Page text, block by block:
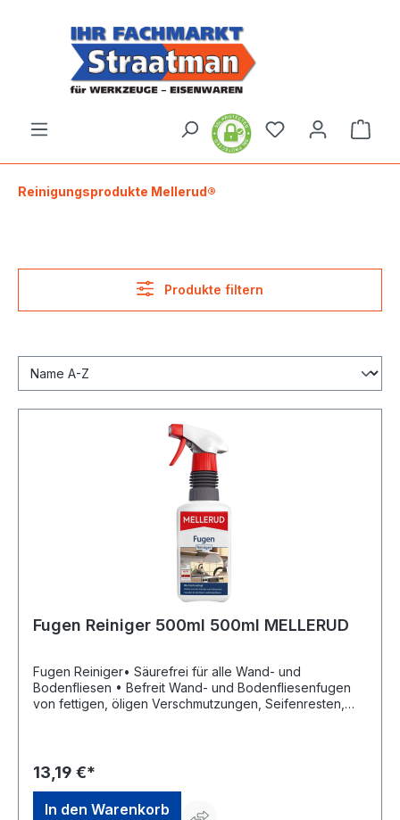
Reinigungsprodukte Mellerud®
Produkte filtern
Fugen Reiniger 500ml 500ml MELLERUD
Fugen Reiniger• Säurefrei für alle Wand- und
Bodenfliesen • Befreit Wand- und Bodenfliesenfugen
von fettigen, öligen Verschmutzungen, Seifenresten,
AugenschädenHersteller: Mellerud Chemie GmbH,
Bernhard-Röttgen-Waldweg 20, 41379 Brueggen, DE,
+492163950900, service@mellerud.de
13,19 €*
In den Warenkorb